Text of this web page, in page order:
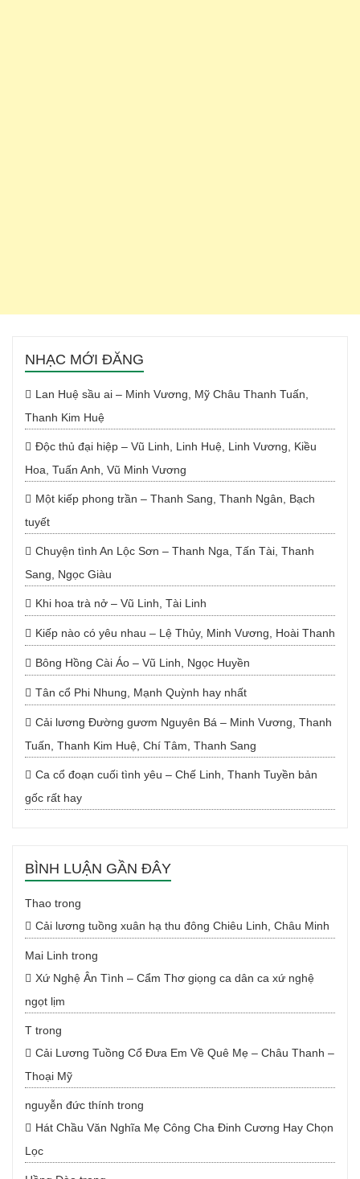
NHẠC MỚI ĐĂNG
Lan Huệ sầu ai – Minh Vương, Mỹ Châu Thanh Tuấn,
Thanh Kim Huệ
Độc thủ đại hiệp – Vũ Linh, Linh Huệ, Linh Vương, Kiều
Hoa, Tuấn Anh, Vũ Minh Vương
Một kiếp phong trần – Thanh Sang, Thanh Ngân, Bạch
tuyết
Chuyện tình An Lộc Sơn – Thanh Nga, Tấn Tài, Thanh
Sang, Ngọc Giàu
Khi hoa trà nở – Vũ Linh, Tài Linh
Kiếp nào có yêu nhau – Lệ Thủy, Minh Vương, Hoài Thanh
Bông Hồng Cài Áo – Vũ Linh, Ngọc Huyền
Tân cổ Phi Nhung, Mạnh Quỳnh hay nhất
Cải lương Đường gươm Nguyên Bá – Minh Vương, Thanh
Tuấn, Thanh Kim Huệ, Chí Tâm, Thanh Sang
Ca cổ đoạn cuối tình yêu – Chế Linh, Thanh Tuyền bản
gốc rất hay
BÌNH LUẬN GẦN ĐÂY
Thao trong
Cải lương tuồng xuân hạ thu đông Chiêu Linh, Châu Minh
Mai Linh trong
Xứ Nghệ Ân Tình – Cẩm Thơ giọng ca dân ca xứ nghệ
ngọt lịm
T trong
Cải Lương Tuồng Cổ Đưa Em Về Quê Mẹ – Châu Thanh –
Thoại Mỹ
nguyễn đức thính trong
Hát Chầu Văn Nghĩa Mẹ Công Cha Đinh Cương Hay Chọn
Lọc